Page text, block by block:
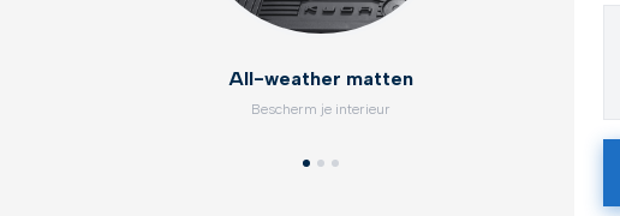
All-weather matten
Bescherm je interieur